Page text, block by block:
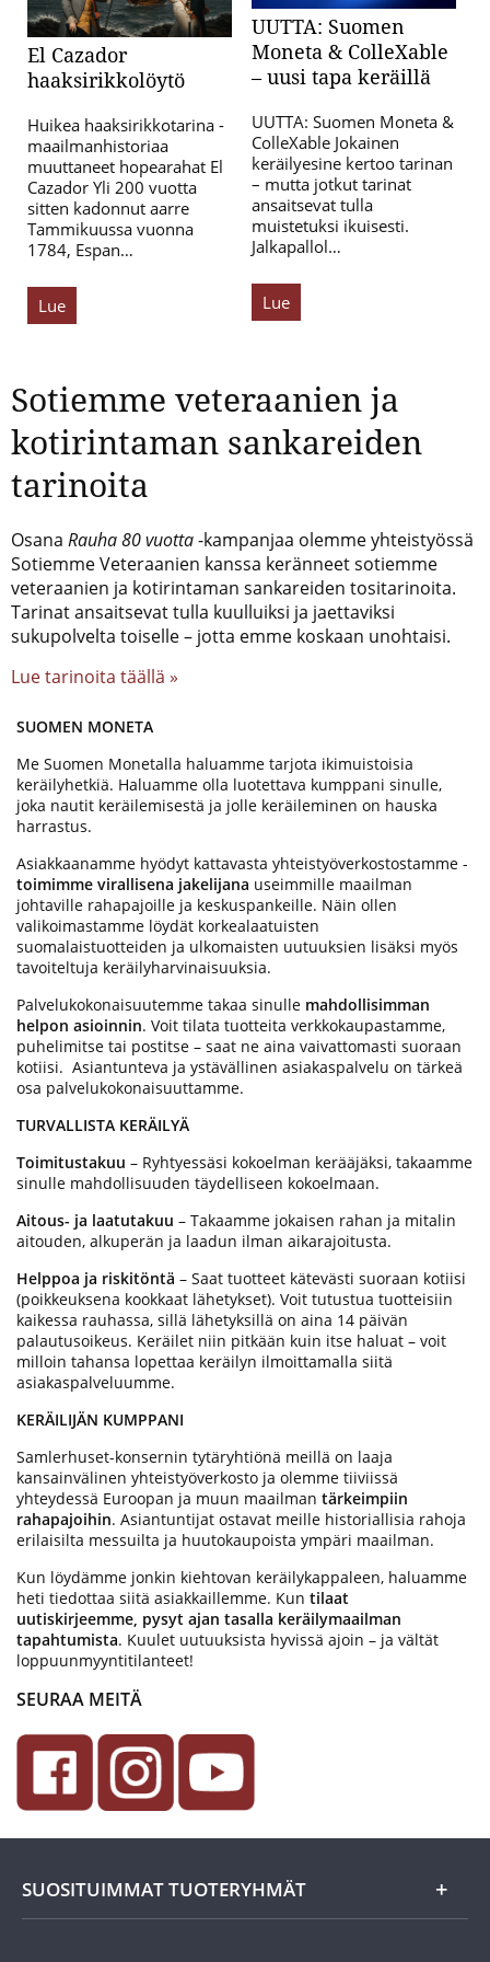
El Cazador
haaksirikkolöytö
Huikea haaksirikkotarina -
maailmanhistoriaa
muuttaneet hopearahat El
Cazador Yli 200 vuotta
sitten kadonnut aarre
Tammikuussa vuonna
1784, Espan…
Lue
UUTTA: Suomen
Moneta & ColleXable
– uusi tapa keräillä
UUTTA: Suomen Moneta &
ColleXable Jokainen
keräilyesine kertoo tarinan
– mutta jotkut tarinat
ansaitsevat tulla
muistetuksi ikuisesti.
Jalkapallol…
Lue
Sotiemme veteraanien ja
kotirintaman sankareiden
tarinoita
Osana Rauha 80 vuotta-kampanjaa olemme yhteistyössä
Sotiemme Veteraanien kanssa keränneet sotiemme
veteraanien ja kotirintaman sankareiden tositarinoita.
Tarinat ansaitsevat tulla kuulluiksi ja jaettaviksi
sukupolvelta toiselle – jotta emme koskaan unohtaisi.
Lue tarinoita täällä »
SUOMEN MONETA
Me Suomen Monetalla haluamme tarjota ikimuistoisia
keräilyhetkiä. Haluamme olla luotettava kumppani sinulle,
joka nautit keräilemisestä ja jolle keräileminen on hauska
harrastus.
Asiakkaanamme hyödyt kattavasta yhteistyöverkostostamme -
toimimme virallisena jakelijana useimmille maailman
johtaville rahapajoille ja keskuspankeille. Näin ollen
valikoimastamme löydät korkealaatuisten
suomalaistuotteiden ja ulkomaisten uutuuksien lisäksi myös
tavoiteltuja keräilyharvinaisuuksia.
Palvelukokonaisuutemme takaa sinulle mahdollisimman
helpon asioinnin. Voit tilata tuotteita verkkokaupastamme,
puhelimitse tai postitse – saat ne aina vaivattomasti suoraan
kotiisi. Asiantunteva ja ystävällinen asiakaspalvelu on tärkeä
osa palvelukokonaisuuttamme.
TURVALLISTA KERÄILYÄ
Toimitustakuu – Ryhtyessäsi kokoelman kerääjäksi, takaamme
sinulle mahdollisuuden täydelliseen kokoelmaan.
Aitous- ja laatutakuu – Takaamme jokaisen rahan ja mitalin
aitouden, alkuperän ja laadun ilman aikarajoitusta.
Helppoa ja riskitöntä – Saat tuotteet kätevästi suoraan kotiisi
(poikkeuksena kookkaat lähetykset). Voit tutustua tuotteisiin
kaikessa rauhassa, sillä lähetyksillä on aina 14 päivän
palautusoikeus. Keräilet niin pitkään kuin itse haluat – voit
milloin tahansa lopettaa keräilyn ilmoittamalla siitä
asiakaspalveluumme.
KERÄILIJÄN KUMPPANI
Samlerhuset-konsernin tytäryhtiönä meillä on laaja
kansainvälinen yhteistyöverkosto ja olemme tiiviissä
yhteydessä Euroopan ja muun maailman tärkeimpiin
rahapajoihin. Asiantuntijat ostavat meille historiallisia rahoja
erilaisilta messuilta ja huutokaupoista ympäri maailman.
Kun löydämme jonkin kiehtovan keräilykappaleen, haluamme
heti tiedottaa siitä asiakkaillemme. Kun tilaat
uutiskirjeemme, pysyt ajan tasalla keräilymaailman
tapahtumista. Kuulet uutuuksista hyvissä ajoin – ja vältät
loppuunmyyntitilanteet!
SEURAA MEITÄ
SUOSITUIMMAT TUOTERYHMÄT